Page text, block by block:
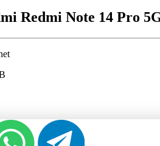
Redmi Note 14 Pro